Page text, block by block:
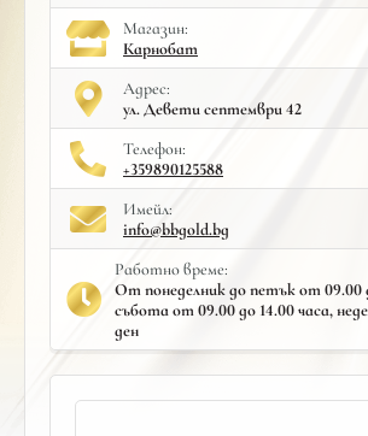
Mагазин:
Карнобат
Адрес:
ул. Девети септември 42
Телефон:
+359890125588
Имейл:
info@bbgold.bg
Работно време:
От понеделник до петък от 09.00
събота от 09.00 до 14.00 часа,
ден